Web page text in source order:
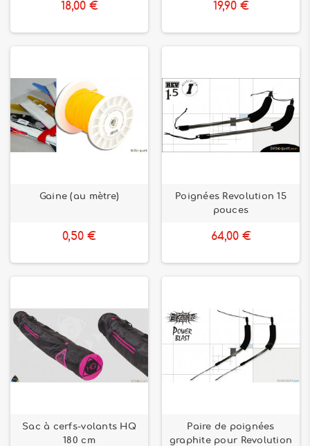
18,00 € 19,90 €
Gaine (au mètre)
0,50 €
Poignées Revolution 15
pouces
64,00 €
Sac à cerfs-volants HQ
180 cm
Paire de poignées
graphite pour Revolution